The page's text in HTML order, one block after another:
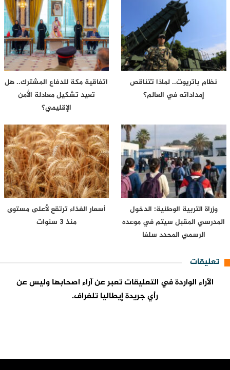
نظام باتريوت.. لماذا تتناقص
إمداداته في العالم؟
اتفاقية مكة للدفاع المشترك.. هل
تعيد تشكيل معادلة الأمن
الإقليمي؟
وزراة التربية الوطنية: الدخول
المدرسي المقبل سیتم في موعده
الرسمي المحدد سلفا
أسعار الغذاء ترتقع لأعلى مستوى
منذ 3 سنوات
تعليقات
الآراء الواردة في التعليقات تعبر عن آراء اصحابها وليس عن
رأي جريدة إيطاليا تلغراف.